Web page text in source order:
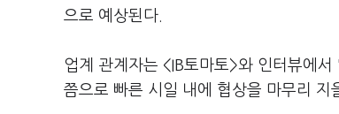
으로 예상된다.
업계 관계자는 <IB토마토>와 인터뷰에
쯤으로 빠른 시일 내에 협상을 마무리 지